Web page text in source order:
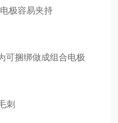
极容易夹持
捆绑做成组合电极
刺